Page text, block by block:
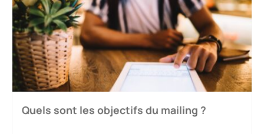
Quels sont les objectifs du mailing ?